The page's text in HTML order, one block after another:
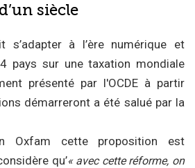
siècle
s’adapter à l’ère numérique et
pays sur une taxation mondiale
présenté par l'OCDE à partir
démarreront a été salué par la
Oxfam cette proposition est
qu’« avec cette réforme, on